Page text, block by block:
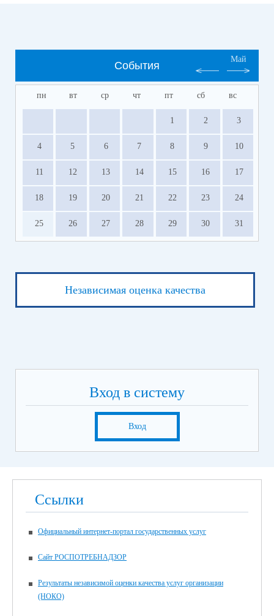
События
Май
пн вт ср чт пт сб вс
1 2 3
4 5 6 7 8 9 10
11 12 13 14 15 16 17
18 19 20 21 22 23 24
25 26 27 28 29 30 31
Независимая оценка качества
Вход в систему
Вход
Ссылки
Официальный интернет-портал государственных услуг
Сайт РОСПОТРЕБНАДЗОР
Результаты независимой оценки качества услуг организации
(НОКО)